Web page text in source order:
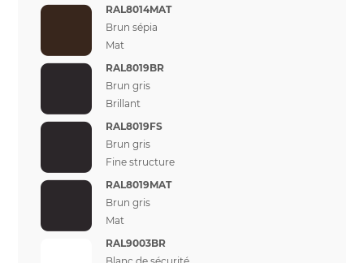
RAL8014MAT
Brun sépia
Mat
RAL8019BR
Brun gris
Brillant
RAL8019FS
Brun gris
Fine structure
RAL8019MAT
Brun gris
Mat
RAL9003BR